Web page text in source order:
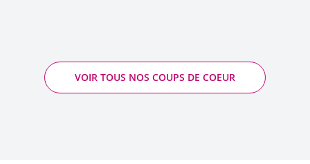
VOIR TOUS NOS COUPS DE COEUR